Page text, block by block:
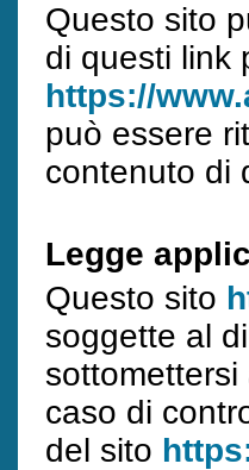
Questo sito
di questi link
https://
può essere
contenuto di
Legge
Questo sito
soggette al
caso di
del sito